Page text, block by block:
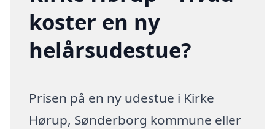
koster en ny
helårsudestue?
Prisen på en ny udestue i Kirke
Hørup, Sønderborg kommune eller